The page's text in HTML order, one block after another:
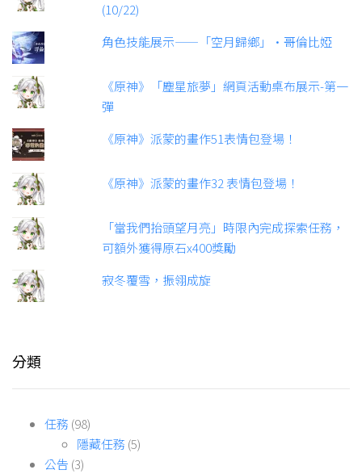
(10/22)
角色技能展示——「空月歸鄉」·哥倫比婭
《原神》「塵星旅夢」網頁活動桌布展示-第一
彈
《原神》派蒙的畫作51表情包登場！
《原神》派蒙的畫作32 表情包登場！
「當我們抬頭望月亮」時限內完成探索任務，
可額外獲得原石x400獎勵
寂冬覆雪，振翎成旋
分類
任務 (98)
隱藏任務 (5)
公告 (3)